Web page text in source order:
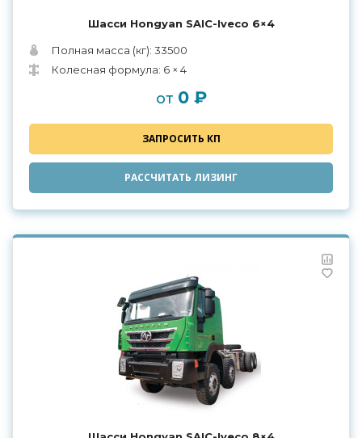
Шасси Hongyan SAIC-Iveco 6×4
Полная масса (кг): 33500
Колесная формула: 6 × 4
от 0 ₽
ЗАПРОСИТЬ КП
РАССЧИТАТЬ ЛИЗИНГ